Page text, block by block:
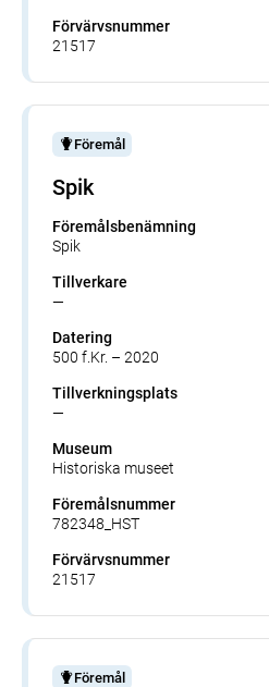
Förvärvsnummer
21517
Föremål
Spik
Föremålsbenämning
Spik
Tillverkare
—
Datering
500 f.Kr. – 2020
Tillverkningsplats
—
Museum
Historiska museet
Föremålsnummer
782348_HST
Förvärvsnummer
21517
Föremål